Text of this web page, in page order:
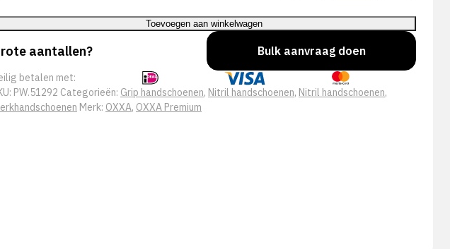
Flex
AIR
51-
292
handschoen
Toevoegen aan winkelwagen
aantallen? Bulk aanvraag doen
betalen met:
PW.51292 Categorieën: Grip handschoenen, Nitril handschoenen, Nitril handschoenen,
Merk: OXXA, OXXA Premium